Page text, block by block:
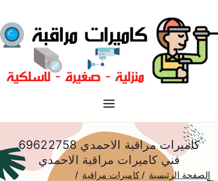
فني كاميرات مراقبة الكويت
كاميرات مراقبة الاحمدي 69622758
فني كاميرات مراقبة الاحمدي
الصفحة الرئيسية
كاميرات مراقبة